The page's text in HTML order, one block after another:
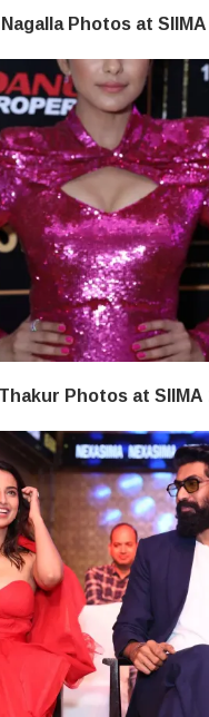
Photos at
Photos at SIIMA